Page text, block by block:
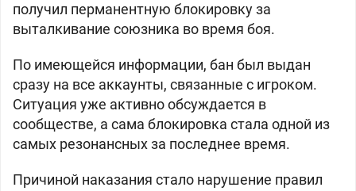
получил перманентную блокировку за
выталкивание союзника во время боя.
По имеющейся информации, бан был выдан
сразу на все аккаунты, связанные с игроком.
Ситуация уже активно обсуждается в
сообществе, а сама блокировка стала одной из
самых резонансных за последнее время.
Причиной наказания стало нарушение правил